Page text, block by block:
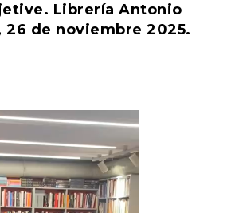
Librería Antonio
26 de noviembre 2025.